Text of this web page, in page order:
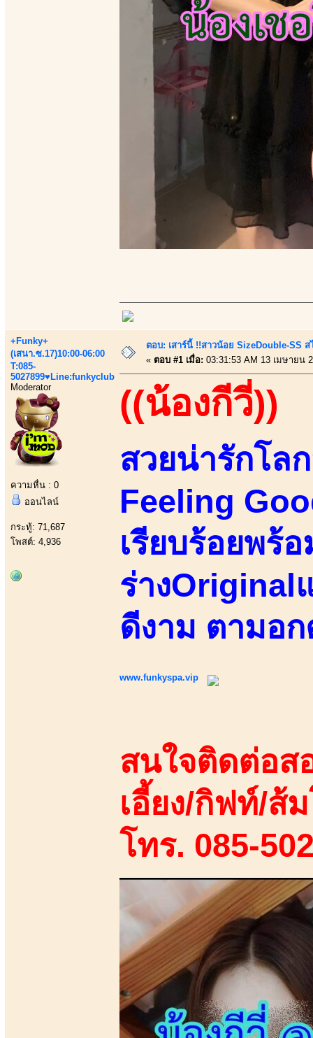
+Funky+
(เสนา.ซ.17)10:00-06:00
T:085-
5027899♥Line:funkyclub
Moderator
ความหื่น : 0
ออนไลน์
กระทู้: 71,687
โพสต์: 4,936
ตอบ: เสาร์นี้ !!สาวน้อย SizeDouble-SS
« ตอบ #1 เมื่อ: 03:31:53 AM 13 เมษายน
((น้องกีวี่))
สวยน่ารักโล
Feeling
เรียบร้อยพร้
ร่างOriginal
ดีงาม ตามอ
www.funkyspa.vip
สนใจติดต่อส
เอี้ยง/กิฟท์/ส้
โทร. 085-